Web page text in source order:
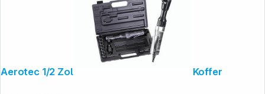
Aerotec 1/2 Zoll Ratschen- schrauber im Koffer